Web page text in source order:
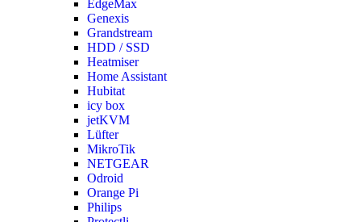
EdgeMax
Genexis
Grandstream
HDD / SSD
Heatmiser
Home Assistant
Hubitat
icy box
jetKVM
Lüfter
MikroTik
NETGEAR
Odroid
Orange Pi
Philips